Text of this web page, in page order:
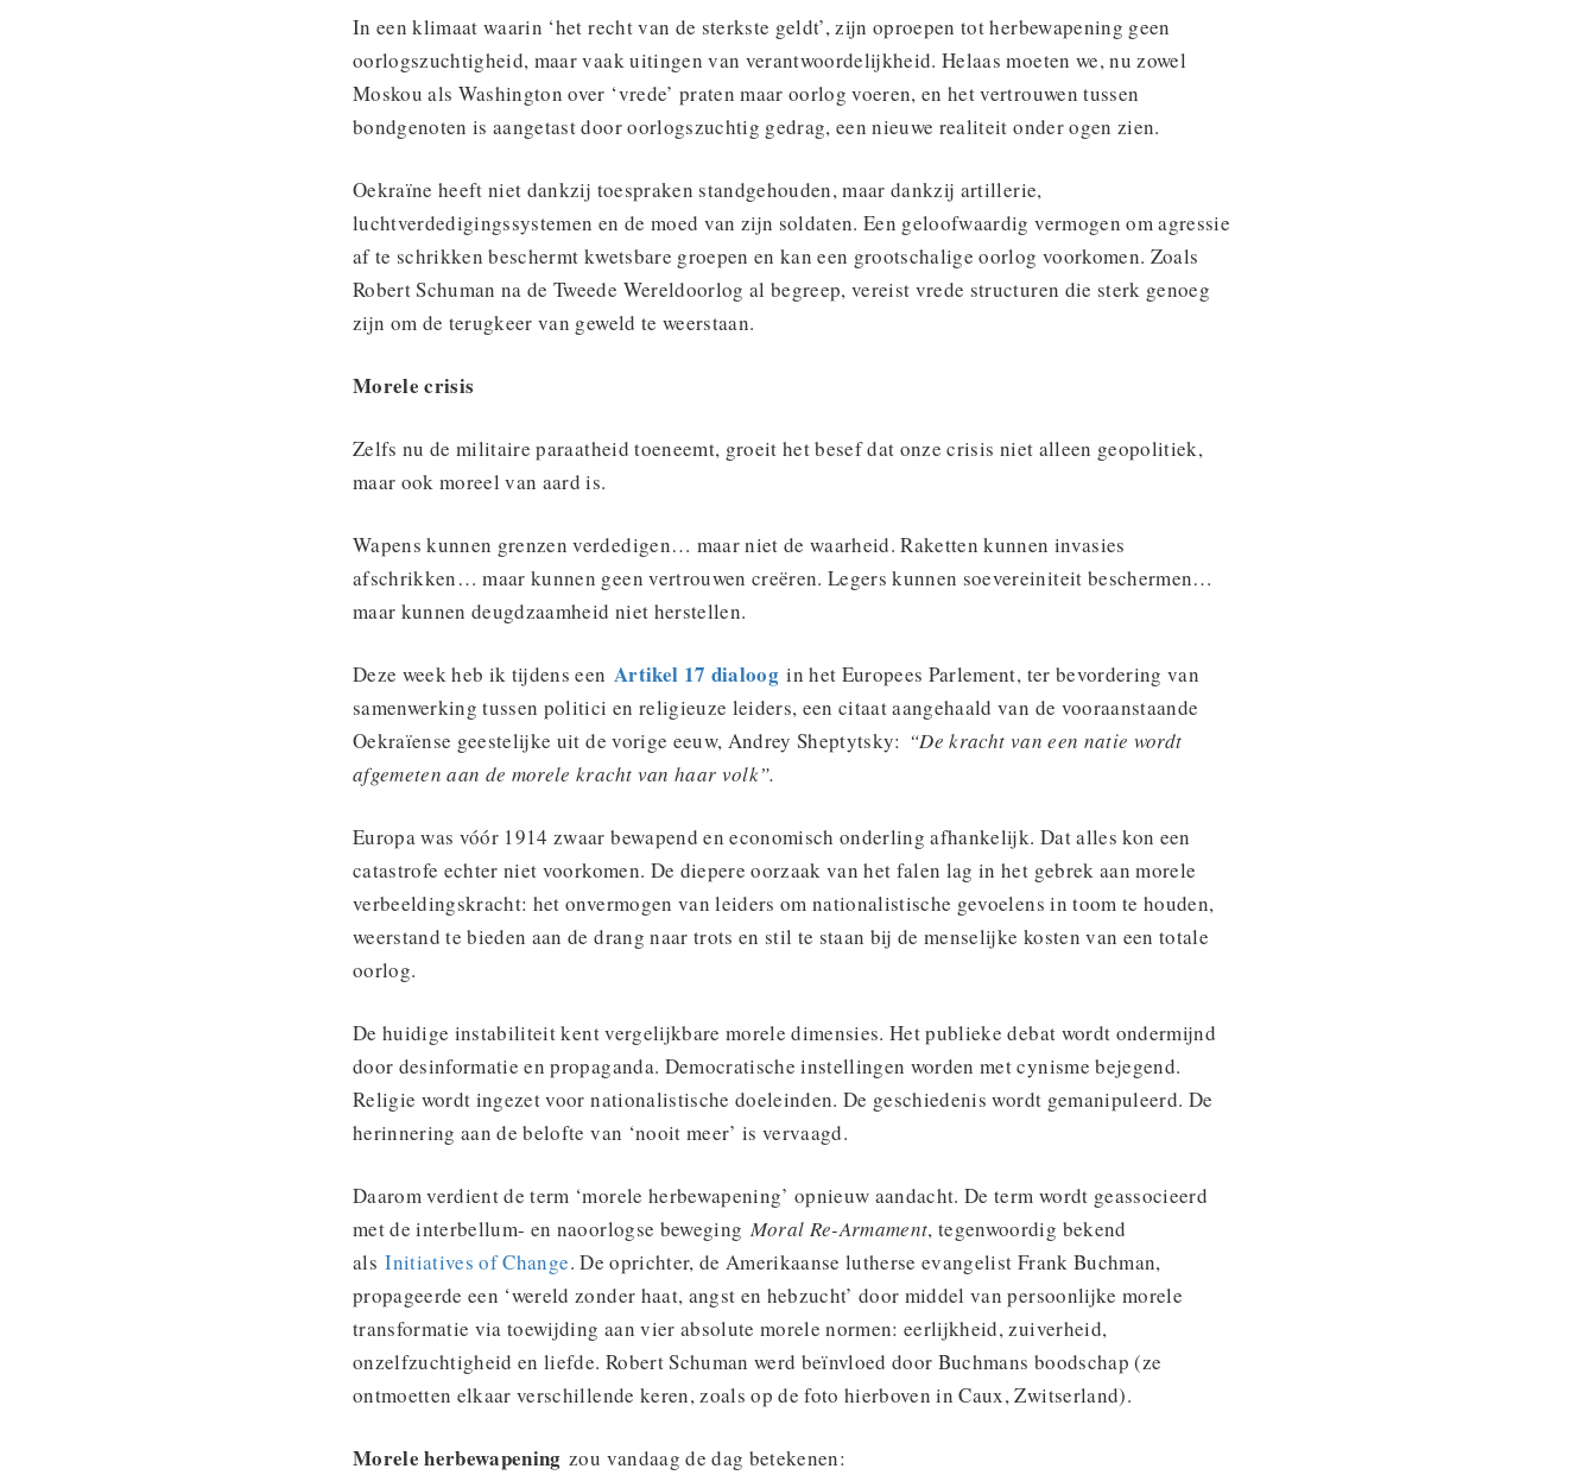
In een klimaat waarin ‘het recht van de sterkste geldt’, zijn oproepen tot herbewapening geen
oorlogszuchtigheid, maar vaak uitingen van verantwoordelijkheid. Helaas moeten we, nu zowel
Moskou als Washington over ‘vrede’ praten maar oorlog voeren, en het vertrouwen tussen
bondgenoten is aangetast door oorlogszuchtig gedrag, een nieuwe realiteit onder ogen zien.
Oekraïne heeft niet dankzij toespraken standgehouden, maar dankzij artillerie,
luchtverdedigingssystemen en de moed van zijn soldaten. Een geloofwaardig vermogen om agressie
af te schrikken beschermt kwetsbare groepen en kan een grootschalige oorlog voorkomen. Zoals
Robert Schuman na de Tweede Wereldoorlog al begreep, vereist vrede structuren die sterk genoeg
zijn om de terugkeer van geweld te weerstaan.
Morele crisis
Zelfs nu de militaire paraatheid toeneemt, groeit het besef dat onze crisis niet alleen geopolitiek,
maar ook moreel van aard is.
Wapens kunnen grenzen verdedigen… maar niet de waarheid. Raketten kunnen invasies
afschrikken… maar kunnen geen vertrouwen creëren. Legers kunnen soevereiniteit beschermen…
maar kunnen deugdzaamheid niet herstellen.
Deze week heb ik tijdens een Artikel 17 dialoog in het Europees Parlement, ter bevordering van
samenwerking tussen politici en religieuze leiders, een citaat aangehaald van de vooraanstaande
Oekraïense geestelijke uit de vorige eeuw, Andrey Sheptytsky: “De kracht van een natie wordt
afgemeten aan de morele kracht van haar volk”.
Europa was vóór 1914 zwaar bewapend en economisch onderling afhankelijk. Dat alles kon een
catastrofe echter niet voorkomen. De diepere oorzaak van het falen lag in het gebrek aan morele
verbeeldingskracht: het onvermogen van leiders om nationalistische gevoelens in toom te houden,
weerstand te bieden aan de drang naar trots en stil te staan bij de menselijke kosten van een totale
oorlog.
De huidige instabiliteit kent vergelijkbare morele dimensies. Het publieke debat wordt ondermijnd
door desinformatie en propaganda. Democratische instellingen worden met cynisme bejegend.
Religie wordt ingezet voor nationalistische doeleinden. De geschiedenis wordt gemanipuleerd. De
herinnering aan de belofte van ‘nooit meer’ is vervaagd.
Daarom verdient de term ‘morele herbewapening’ opnieuw aandacht. De term wordt geassocieerd
met de interbellum- en naoorlogse beweging Moral Re-Armament, tegenwoordig bekend
alsInitiatives of Change. De oprichter, de Amerikaanse lutherse evangelist Frank Buchman,
propageerde een ‘wereld zonder haat, angst en hebzucht’ door middel van persoonlijke morele
transformatie via toewijding aan vier absolute morele normen: eerlijkheid, zuiverheid,
onzelfzuchtigheid en liefde. Robert Schuman werd beïnvloed door Buchmans boodschap (ze
ontmoetten elkaar verschillende keren, zoals op de foto hierboven in Caux, Zwitserland).
Morele herbewapening zou vandaag de dag betekenen: